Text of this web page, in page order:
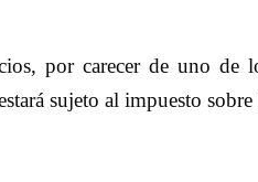
por carecer de uno de
sujeto al impuesto sobre